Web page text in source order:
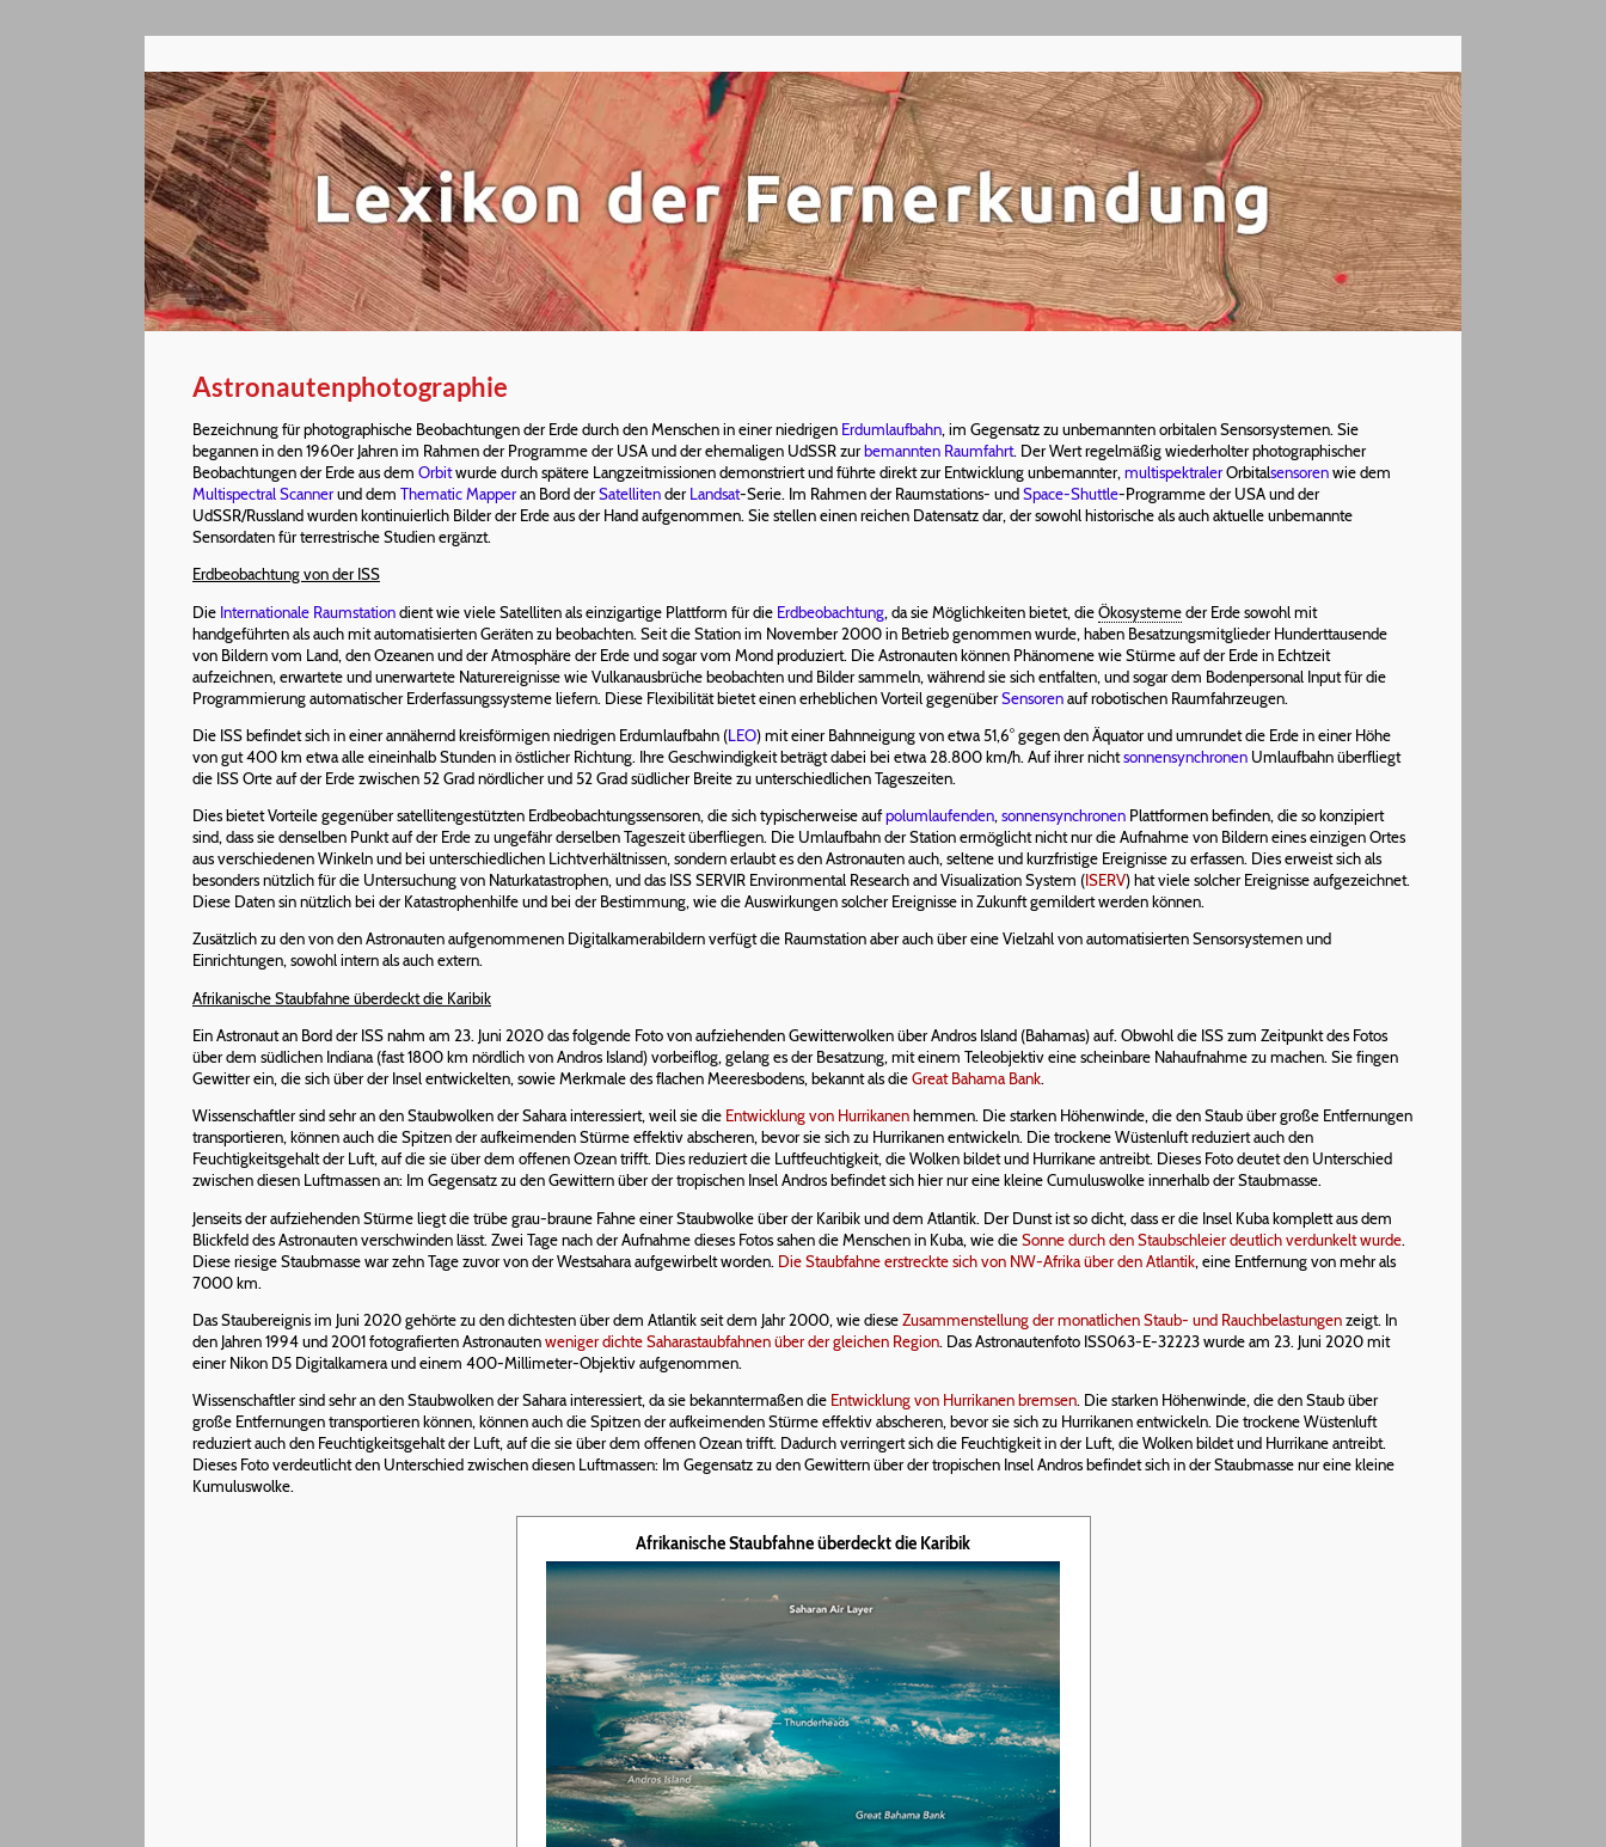
Astronautenphotographie
Bezeichnung für photographische Beobachtungen der Erde durch den Menschen in einer niedrigen Erdumlaufbahn, im Gegensatz zu unbemannten orbitalen Sensorsystemen. Sie
begannen in den 1960er Jahren im Rahmen der Programme der USA und der ehemaligen UdSSR zurbemannten Raumfahrt. Der Wert regelmäßig wiederholter photographischer
Beobachtungen der Erde aus dem Orbitwurde durch spätere Langzeitmissionen demonstriert und führte direkt zur Entwicklung unbemannter, multispektralerOrbitalsensorenwie dem
Multispectral Scannerund dem Thematic Mapperan Bord derSatellitenderLandsat-Serie. Im Rahmen der Raumstations- undSpace-Shuttle-Programme der USA und der
UdSSR/Russland wurden kontinuierlich Bilder der Erde aus der Hand aufgenommen. Sie stellen einen reichen Datensatz dar, der sowohl historische als auch aktuelle unbemannte
Sensordaten für terrestrische Studien ergänzt.
Erdbeobachtung von der ISS
Die Internationale Raumstationdient wie viele Satelliten als einzigartige Plattform für die Erdbeobachtung, da sie Möglichkeiten bietet, dieÖkosystemeder Erde sowohl mit
handgeführten als auch mit automatisierten Geräten zu beobachten. Seit die Station im November 2000 in Betrieb genommen wurde, haben Besatzungsmitglieder Hunderttausende
von Bildern vom Land, den Ozeanen und der Atmosphäre der Erde und sogar vom Mond produziert. Die Astronauten können Phänomene wie Stürme auf der Erde in Echtzeit
aufzeichnen, erwartete und unerwartete Naturereignisse wie Vulkanausbrüche beobachten und Bilder sammeln, während sie sich entfalten, und sogar dem Bodenpersonal Input für die
Programmierung automatischer Erderfassungssysteme liefern. Diese Flexibilität bietet einen erheblichen Vorteil gegenüberSensorenauf robotischen Raumfahrzeugen.
Die ISS befindet sich in einer annähernd kreisförmigen niedrigen Erdumlaufbahn (LEO) mit einer Bahnneigung von etwa 51,6° gegen den Äquator und umrundet die Erde in einer Höhe
von gut 400 km etwa alle eineinhalb Stunden in östlicher Richtung. Ihre Geschwindigkeit beträgt dabei bei etwa 28.800 km/h. Auf ihrer nichtsonnensynchronen Umlaufbahn überfliegt
die ISS Orte auf der Erde zwischen 52 Grad nördlicher und 52 Grad südlicher Breite zu unterschiedlichen Tageszeiten.
Dies bietet Vorteile gegenüber satellitengestützten Erdbeobachtungssensoren, die sich typischerweise aufpolumlaufenden, sonnensynchronen Plattformen befinden, die so konzipiert
sind, dass sie denselben Punkt auf der Erde zu ungefähr derselben Tageszeit überfliegen. Die Umlaufbahn der Station ermöglicht nicht nur die Aufnahme von Bildern eines einzigen Ortes
aus verschiedenen Winkeln und bei unterschiedlichen Lichtverhältnissen, sondern erlaubt es den Astronauten auch, seltene und kurzfristige Ereignisse zu erfassen. Dies erweist sich als
besonders nützlich für die Untersuchung von Naturkatastrophen, und das ISS SERVIR Environmental Research and Visualization System (ISERV) hat viele solcher Ereignisse aufgezeichnet.
Diese Daten sin nützlich bei der Katastrophenhilfe und bei der Bestimmung, wie die Auswirkungen solcher Ereignisse in Zukunft gemildert werden können.
Zusätzlich zu den von den Astronauten aufgenommenen Digitalkamerabildern verfügt die Raumstation aber auch über eine Vielzahl von automatisierten Sensorsystemen und
Einrichtungen, sowohl intern als auch extern.
Afrikanische Staubfahne überdeckt die Karibik
Ein Astronaut an Bord der ISS nahm am 23. Juni 2020 das folgende Foto von aufziehenden Gewitterwolken über Andros Island (Bahamas) auf. Obwohl die ISS zum Zeitpunkt des Fotos
über dem südlichen Indiana (fast 1800 km nördlich von Andros Island) vorbeiflog, gelang es der Besatzung, mit einem Teleobjektiv eine scheinbare Nahaufnahme zu machen. Sie fingen
Gewitter ein, die sich über der Insel entwickelten, sowie Merkmale des flachen Meeresbodens, bekannt als dieGreat Bahama Bank.
Wissenschaftler sind sehr an den Staubwolken der Sahara interessiert, weil sie die Entwicklung von Hurrikanenhemmen. Die starken Höhenwinde, die den Staub über große Entfernungen
transportieren, können auch die Spitzen der aufkeimenden Stürme effektiv abscheren, bevor sie sich zu Hurrikanen entwickeln. Die trockene Wüstenluft reduziert auch den
Feuchtigkeitsgehalt der Luft, auf die sie über dem offenen Ozean trifft. Dies reduziert die Luftfeuchtigkeit, die Wolken bildet und Hurrikane antreibt. Dieses Foto deutet den Unterschied
zwischen diesen Luftmassen an: Im Gegensatz zu den Gewittern über der tropischen Insel Andros befindet sich hier nur eine kleine Cumuluswolke innerhalb der Staubmasse.
Jenseits der aufziehenden Stürme liegt die trübe grau-braune Fahne einer Staubwolke über der Karibik und dem Atlantik. Der Dunst ist so dicht, dass er die Insel Kuba komplett aus dem
Blickfeld des Astronauten verschwinden lässt. Zwei Tage nach der Aufnahme dieses Fotos sahen die Menschen in Kuba, wie dieSonne durch den Staubschleier deutlich verdunkelt wurde.
Diese riesige Staubmasse war zehn Tage zuvor von der Westsahara aufgewirbelt worden. Die Staubfahne erstreckte sich von NW-Afrika über den Atlantik, eine Entfernung von mehr als
7000 km.
Das Staubereignis im Juni 2020 gehörte zu den dichtesten über dem Atlantik seit dem Jahr 2000, wie dieseZusammenstellung der monatlichen Staub- und Rauchbelastungenzeigt. In
den Jahren 1994 und 2001 fotografierten Astronautenweniger dichte Saharastaubfahnen über der gleichen Region. Das Astronautenfoto ISS063-E-32223 wurde am 23. Juni 2020 mit
einer Nikon D5 Digitalkamera und einem 400-Millimeter-Objektiv aufgenommen.
Wissenschaftler sind sehr an den Staubwolken der Sahara interessiert, da sie bekanntermaßen die Entwicklung von Hurrikanen bremsen. Die starken Höhenwinde, die den Staub über
große Entfernungen transportieren können, können auch die Spitzen der aufkeimenden Stürme effektiv abscheren, bevor sie sich zu Hurrikanen entwickeln. Die trockene Wüstenluft
reduziert auch den Feuchtigkeitsgehalt der Luft, auf die sie über dem offenen Ozean trifft. Dadurch verringert sich die Feuchtigkeit in der Luft, die Wolken bildet und Hurrikane antreibt.
Dieses Foto verdeutlicht den Unterschied zwischen diesen Luftmassen: Im Gegensatz zu den Gewittern über der tropischen Insel Andros befindet sich in der Staubmasse nur eine kleine
Kumuluswolke.
Afrikanische Staubfahne überdeckt die Karibik